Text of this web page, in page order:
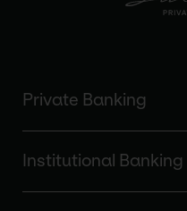
Private Banking
Institutional Banking